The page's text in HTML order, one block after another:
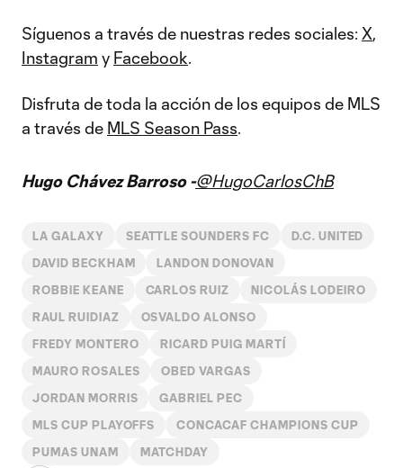
Síguenos a través de nuestras redes sociales: X,
Instagram y Facebook.
Disfruta de toda la acción de los equipos de MLS
a través de MLS Season Pass.
Hugo Chávez Barroso -@HugoCarlosChB
LA GALAXY SEATTLE SOUNDERS FC D.C. UNITED
DAVID BECKHAM LANDON DONOVAN
ROBBIE KEANE CARLOS RUIZ NICOLÁS LODEIRO
RAUL RUIDIAZ OSVALDO ALONSO
FREDY MONTERO RICARD PUIG MARTÍ
MAURO ROSALES OBED VARGAS
JORDAN MORRIS GABRIEL PEC
MLS CUP PLAYOFFS CONCACAF CHAMPIONS CUP
PUMAS UNAM MATCHDAY